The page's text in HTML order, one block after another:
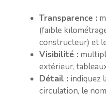
Transparence :
(faible
constructeur) et
Visibilité :
extérieur,
Détail : indiquez
circulation, le